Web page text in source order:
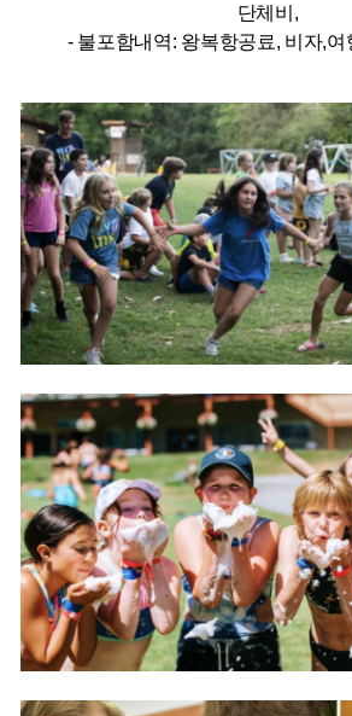
단체비,
- 불포함내역: 왕복항공료, 비자,여